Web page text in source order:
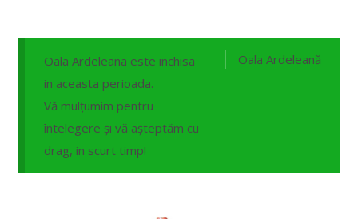
Oala Ardeleană
Oala Ardeleana este inchisa
in aceasta perioada.
Vă mulțumim pentru
întelegere și vă așteptăm cu
drag, in scurt timp!